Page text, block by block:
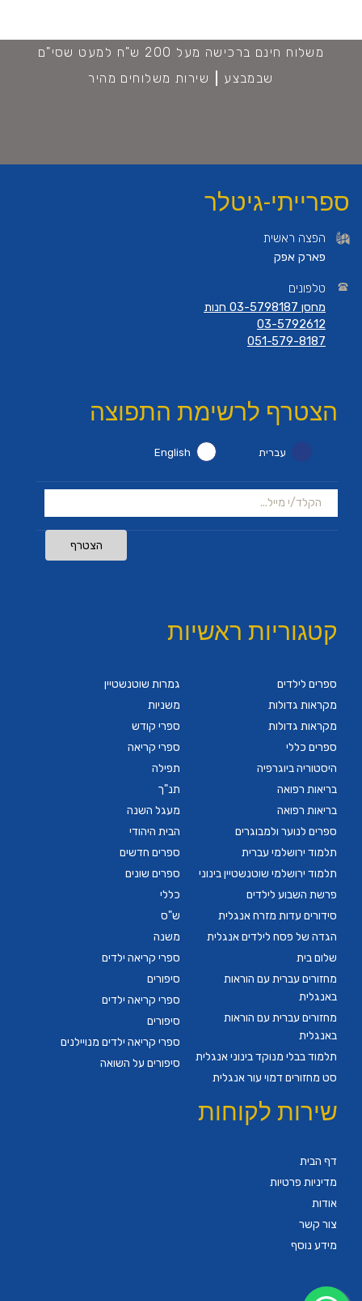
משלוח חינם ברכישה מעל 200 ש"ח למעט שסי"ם
שבמבצע
שירות משלוחים מהיר
ספרייתי-גיטלר
הפצה ראשית
פארק אפק
טלפונים
מחסן 03-5798187 חנות
03-5792612
051-579-8187
הצטרף לרשימת התפוצה
עברית English
הצטרף
קטגוריות ראשיות
גמרות שוטנשטיין
משניות
ספרי קודש
ספרי קריאה
תפילה
תנ"ך
מעגל השנה
הבית היהודי
ספרים חדשים
ספרים שונים
כללי
ש"ס
משנה
ספרי קריאה ילדים
סיפורים
ספרי קריאה ילדים
סיפורים
ספרי קריאה ילדים מנויילנים
סיפורים על השואה
ספרים לילדים
מקראות גדולות
מקראות גדולות
ספרים כללי
היסטוריה ביוגרפיה
בריאות רפואה
בריאות רפואה
ספרים לנוער ולמבוגרים
תלמוד ירושלמי עברית
תלמוד ירושלמי שוטנשטיין בינוני
פרשת השבוע לילדים
סידורים עדות מזרח אנגלית
הגדה של פסח לילדים אנגלית
שלום בית
מחזורים עברית עם הוראות
באנגלית
מחזורים עברית עם הוראות
באנגלית
תלמוד בבלי מנוקד בינוני אנגלית
סט מחזורים דמוי עור אנגלית
שירות לקוחות
דף הבית
מדיניות פרטיות
אודות
צור קשר
מידע נוסף